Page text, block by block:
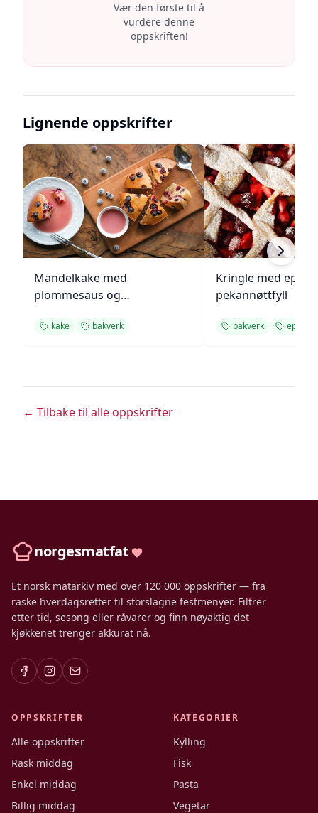
Vær den første til å
vurdere denne
oppskriften!
Lignende oppskrifter
Mandelkake med
plommesaus og
kake bakverk
Kringle med eple-
pekannøttfyll
bakverk eple
← Tilbake til alle oppskrifter
norgesmatfat
Et norsk matarkiv med over 120 000 oppskrifter — fra
raske hverdagsretter til storslagne festmenyer. Filtrer
etter tid, sesong eller råvarer og finn nøyaktig det
kjøkkenet trenger akkurat nå.
OPPSKRIFTER
Alle oppskrifter
Rask middag
Enkel middag
Billig middag
KATEGORIER
Kylling
Fisk
Pasta
Vegetar